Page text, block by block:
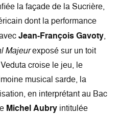
la façade de la Sucrière,
dont la performance
Jean-François Gavoty,
Majeurexposé sur un toit
croise le jeu, le
musical sarde, la
en interprétant au Bac
Michel Aubry intitulée